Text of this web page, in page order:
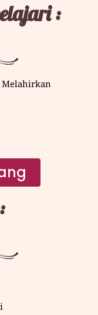
:
Melahirkan